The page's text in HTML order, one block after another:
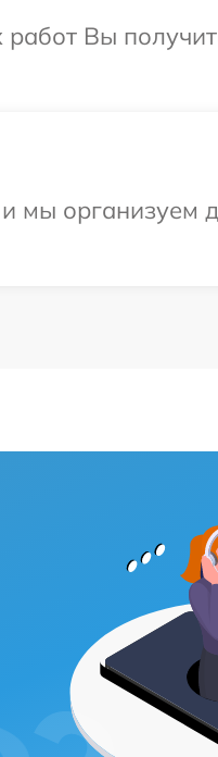
работ Вы
мы организуем